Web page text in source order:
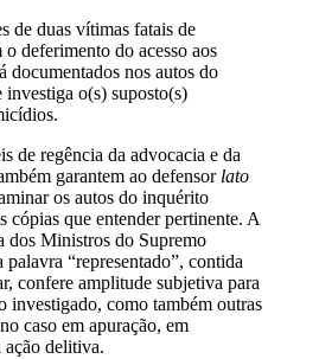
de duas vítimas fatais de
deferimento do acesso aos
documentados nos autos do
o(s) suposto(s)
de regência da advocacia e da
garantem ao defensor lato
os autos do inquérito
cópias que entender pertinente. A
dos Ministros do Supremo
“representado”, contida
confere amplitude subjetiva para
investigado, como também outras
caso em apuração, em
delitiva.